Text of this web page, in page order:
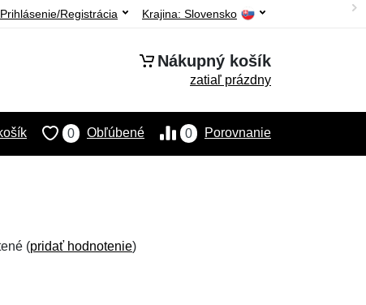
Krajina: Slovensko
Prihlásenie/Registrácia
Nákupný košík
zatiaľ prázdny
0 Porovnanie
0 Obľúbené
(pridať hodnotenie)